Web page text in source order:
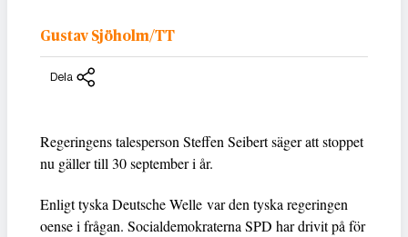
Gustav Sjöholm/TT
Dela
Regeringens talesperson Steffen Seibert säger att stoppet
nu gäller till 30 september i år.
Enligt tyska Deutsche Welle var den tyska regeringen
oense i frågan. Socialdemokraterna SPD har drivit på för